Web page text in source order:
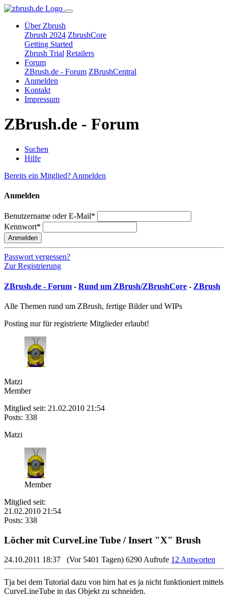
Über Zbrush
Zbrush 2024 ZbrushCore
Getting Started
Zbrush Trial Retailers
Forum
ZBrush.de - Forum ZBrushCentral
Anmelden
Kontakt
Impressum
ZBrush.de - Forum
Suchen
Hilfe
Bereits ein Mitglied? Anmelden
Anmelden
Benutzername oder E-Mail*
Kennwort*
Anmelden
Passwort vergessen?
Zur Registrierung
ZBrush.de - Forum - Rund um ZBrush/ZBrushCore - ZBrush
Alle Themen rund um ZBrush, fertige Bilder und WIPs
Posting nur für registrierte Mitglieder erlaubt!
Matzi
Member
Mitglied seit: 21.02.2010 21:54
Posts: 338
Matzi
Member
Mitglied seit:
21.02.2010 21:54
Posts: 338
Löcher mit CurveLine Tube / Insert "X" Brush
24.10.2011 18:37 (Vor 5401 Tagen) 6290 Aufrufe 12 Antworten
Tja bei dem Tutorial dazu von hirn hat es ja nicht funktioniert mittels
CurveLineTube in das Objekt zu schneiden.